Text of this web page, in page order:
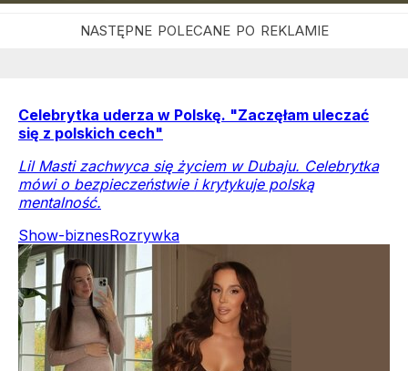
Celebrytka uderza w Polskę. "Zaczęłam uleczać
się z polskich cech"
Lil Masti zachwyca się życiem w Dubaju. Celebrytka
mówi o bezpieczeństwie i krytykuje polską
mentalność.
Show-biznesRozrywka